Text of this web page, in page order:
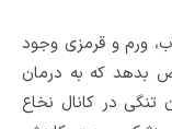
ورم و قرمزی وجود
بدهد که به درمان
تنگی در کانال نخاع